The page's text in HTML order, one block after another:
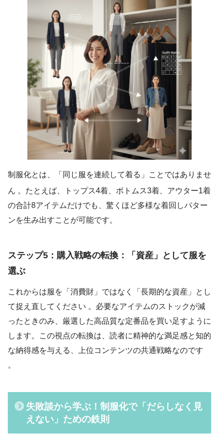
制服化とは、「同じ服を連続して着る」ことではありませ
ん 。たとえば、トップス4着、ボトムス3着、アウター1着
の合計8アイテムだけでも、驚くほど多様な着回しパター
ンを生み出すことが可能です。
ステップ5：購入戦略の転換：「資産」として服を
選ぶ
これからは服を「消費財」ではなく「長期的な資産」とし
て捉え直してください 。必要なアイテムのストックが減
ったときのみ、厳選した高品質な定番品を買い足すように
します。この視点の転換は、読者に精神的な満足感と知的
な納得感を与える、上位コンテンツの共通戦略なのです
。
失敗談から学ぶ！制服化で「だらしなく見
えない」ための鉄則